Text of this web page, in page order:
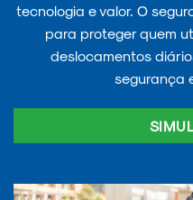
tecnologia e valor. O
para proteger quem
deslocamentos
segurança